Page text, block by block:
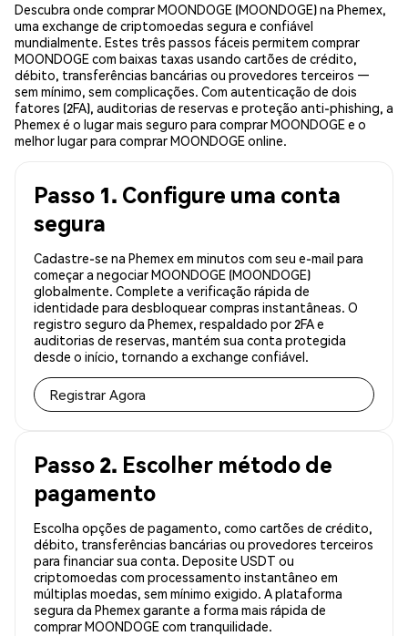
Descubra onde comprar MOONDOGE (MOONDOGE) na Phemex,
uma exchange de criptomoedas segura e confiável
mundialmente. Estes três passos fáceis permitem comprar
MOONDOGE com baixas taxas usando cartões de crédito,
débito, transferências bancárias ou provedores terceiros —
sem mínimo, sem complicações. Com autenticação de dois
fatores (2FA), auditorias de reservas e proteção anti-phishing, a
Phemex é o lugar mais seguro para comprar MOONDOGE e o
melhor lugar para comprar MOONDOGE online.
Passo 1. Configure uma conta
segura
Cadastre-se na Phemex em minutos com seu e-mail para
começar a negociar MOONDOGE (MOONDOGE)
globalmente. Complete a verificação rápida de
identidade para desbloquear compras instantâneas. O
registro seguro da Phemex, respaldado por 2FA e
auditorias de reservas, mantém sua conta protegida
desde o início, tornando a exchange confiável.
Registrar Agora
Passo 2. Escolher método de
pagamento
Escolha opções de pagamento, como cartões de crédito,
débito, transferências bancárias ou provedores terceiros
para financiar sua conta. Deposite USDT ou
criptomoedas com processamento instantâneo em
múltiplas moedas, sem mínimo exigido. A plataforma
segura da Phemex garante a forma mais rápida de
comprar MOONDOGE com tranquilidade.